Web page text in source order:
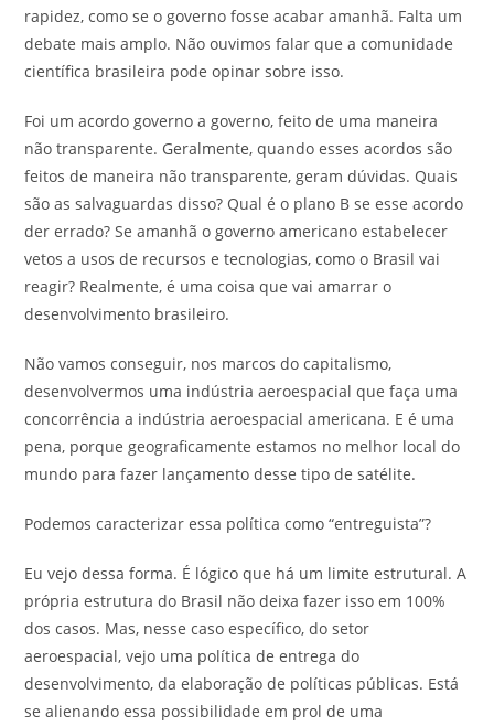
rapidez, como se o governo fosse acabar amanhã. Falta um
debate mais amplo. Não ouvimos falar que a comunidade
científica brasileira pode opinar sobre isso.
Foi um acordo governo a governo, feito de uma maneira
não transparente. Geralmente, quando esses acordos são
feitos de maneira não transparente, geram dúvidas. Quais
são as salvaguardas disso? Qual é o plano B se esse acordo
der errado? Se amanhã o governo americano estabelecer
vetos a usos de recursos e tecnologias, como o Brasil vai
reagir? Realmente, é uma coisa que vai amarrar o
desenvolvimento brasileiro.
Não vamos conseguir, nos marcos do capitalismo,
desenvolvermos uma indústria aeroespacial que faça uma
concorrência a indústria aeroespacial americana. E é uma
pena, porque geograficamente estamos no melhor local do
mundo para fazer lançamento desse tipo de satélite.
Podemos caracterizar essa política como “entreguista”?
Eu vejo dessa forma. É lógico que há um limite estrutural. A
própria estrutura do Brasil não deixa fazer isso em 100%
dos casos. Mas, nesse caso específico, do setor
aeroespacial, vejo uma política de entrega do
desenvolvimento, da elaboração de políticas públicas. Está
se alienando essa possibilidade em prol de uma